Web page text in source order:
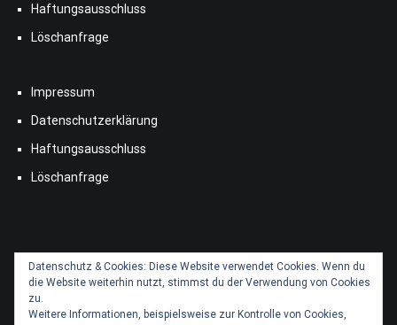
Haftungsausschluss
Löschanfrage
Impressum
Datenschutzerklärung
Haftungsausschluss
Löschanfrage
Datenschutz & Cookies: Diese Website verwendet Cookies. Wenn du
die Website weiterhin nutzt, stimmst du der Verwendung von Cookies
zu.
Weitere Informationen, beispielsweise zur Kontrolle von Cookies,